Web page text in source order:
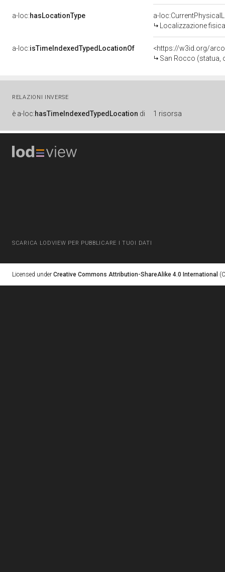
a-loc:hasLocationType
a-
Localizzazione
a-loc:isTimeIndexedTypedLocationOf
<https://w3id.org/
San Rocco (statua,
RELAZIONI INVERSE
è a-loc:hasTimeIndexedTypedLocation di 1 risorsa
SCARICA LODVIEW PER PUBBLICARE I TUOI DATI
Licensed under Creative Commons Attribution-ShareAlike 4.0 International